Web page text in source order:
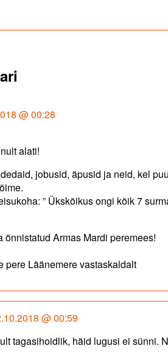
@ 00:28
alati!
jobusid, äpusid ja neid, kel
” Ükskõikus ongi kõik 7
önnistatud Armas Mardi peremees!
pere Läänemere vastaskaldalt
@ 00:59
tagasihoidlik, häid lugusi ei sünni.